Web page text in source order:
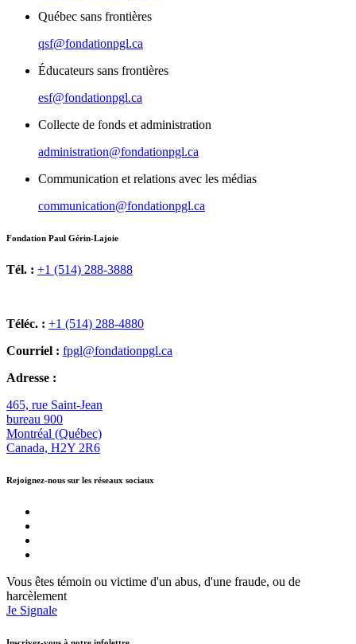
Québec sans frontières
qsf@fondationpgl.ca
Éducateurs sans frontières
esf@fondationpgl.ca
Collecte de fonds et administration
administration@fondationpgl.ca
Communication et relations avec les médias
communication@fondationpgl.ca
Fondation Paul Gérin-Lajoie
Tél. : +1 (514) 288-3888
Téléc. : +1 (514) 288-4880
Courriel : fpgl@fondationpgl.ca
Adresse :
465, rue Saint-Jean
bureau 900
Montréal (Québec)
Canada, H2Y 2R6
Rejoignez-nous sur les réseaux sociaux
Vous êtes témoin ou victime d'un abus, d'une fraude, ou de
harcèlement
Je Signale